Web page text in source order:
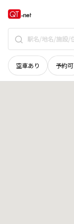
空車あり 予約可
栃木県